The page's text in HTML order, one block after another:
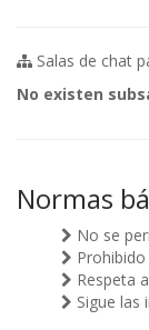
Salas de chat
No existen
Normas
No se
Respeta
Sigue las